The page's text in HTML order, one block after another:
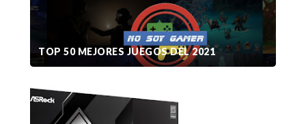
TOP 50 MEJORES JUEGOS DEL 2021